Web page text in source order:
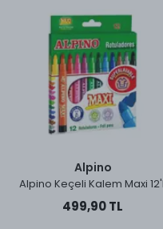
Alpino
Alpino Keçeli Kalem Maxi
499,90 TL